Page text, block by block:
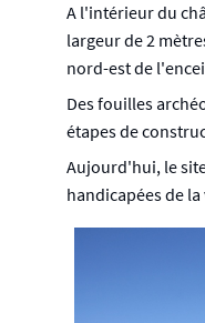
A l'intérieur du
largeur de 2
nord-est de
Des fouilles
étapes de
Aujourd'hui, le
handicapées de la